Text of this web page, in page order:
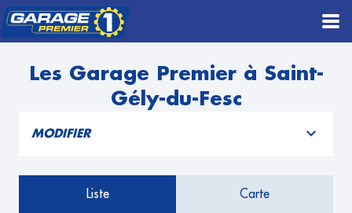
Les Garage Premier à Saint-
Gély-du-Fesc
MODIFIER
Liste Carte